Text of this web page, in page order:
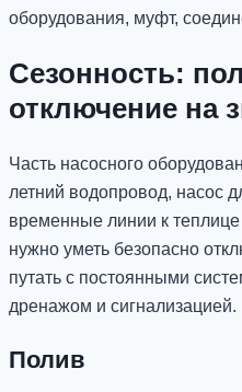
оборудования, муфт,
Сезонность:
отключение на
Часть насосного
летний водопровод, насос
временные линии к
нужно уметь безопасно
путать с постоянными
дренажом и сигнализацией.
Полив